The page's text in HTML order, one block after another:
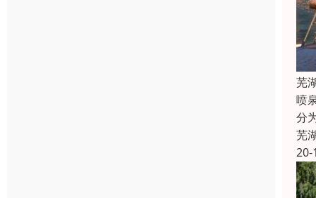
芜
喷
分
芜
20-